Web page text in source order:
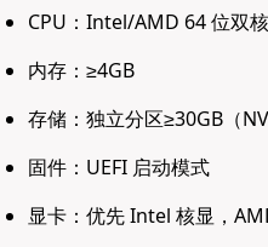
CPU：Intel/AMD 64 位双
内存：≥4GB
存储：独立分区≥30GB（
固件：UEFI 启动模式
显卡：优先 Intel 核显，